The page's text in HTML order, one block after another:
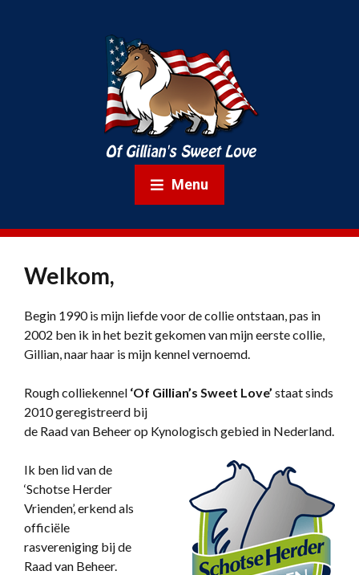
Menu
Welkom,
Begin 1990 is mijn liefde voor de collie ontstaan, pas in
2002 ben ik in het bezit gekomen van mijn eerste collie,
Gillian, naar haar is mijn kennel vernoemd.
Rough colliekennel ‘Of Gillian’s Sweet Love’ staat sinds
2010 geregistreerd bij
de Raad van Beheer op Kynologisch gebied in Nederland.
Ik ben lid van de
‘Schotse Herder
Vrienden’, erkend als
officiële
rasvereniging bij de
Raad van Beheer.